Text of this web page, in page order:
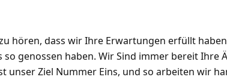
hören, dass wir Ihre Erwartungen erfüllt
genossen haben. Wir Sind immer bereit Ihre
unser Ziel Nummer Eins, und so arbeiten wir